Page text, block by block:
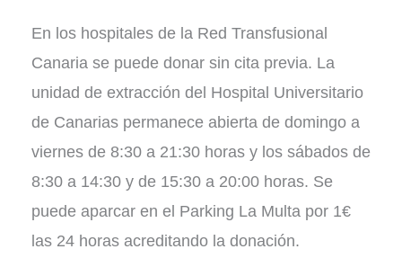
En los hospitales de la Red Transfusional
Canaria se puede donar sin cita previa. La
unidad de extracción del Hospital Universitario
de Canarias permanece abierta de domingo a
viernes de 8:30 a 21:30 horas y los sábados de
8:30 a 14:30 y de 15:30 a 20:00 horas. Se
puede aparcar en el Parking La Multa por 1€
las 24 horas acreditando la donación.